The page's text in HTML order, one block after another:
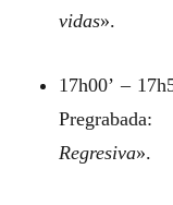
vidas».
17h00’ –
Pregrabada:
Regresiva».